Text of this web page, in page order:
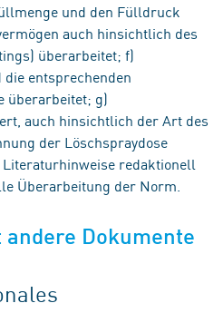
und den Fülldruck
auch hinsichtlich des
überarbeitet; f)
entsprechenden
überarbeitet; g)
auch hinsichtlich der Art des
der Löschspraydose
redaktionell
Überarbeitung der Norm.
Dokumente